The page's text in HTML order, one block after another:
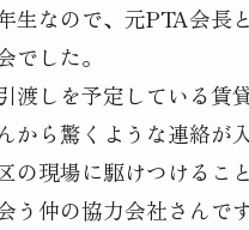
生なので、元PTA会長
でした。
渡しを予定している賃
から驚くような連絡が
の現場に駆けつけること
う仲の協力会社さんで